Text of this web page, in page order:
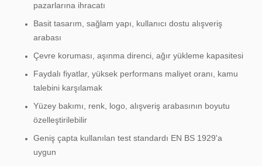
pazarlarına ihracatı
Basit tasarım, sağlam yapı, kullanıcı dostu alışveriş
arabası
Çevre koruması, aşınma direnci, ağır yükleme kapasitesi
Faydalı fiyatlar, yüksek performans maliyet oranı, kamu
talebini karşılamak
Yüzey bakımı, renk, logo, alışveriş arabasının boyutu
özelleştirilebilir
Geniş çapta kullanılan test standardı EN BS 1929'a
uygun